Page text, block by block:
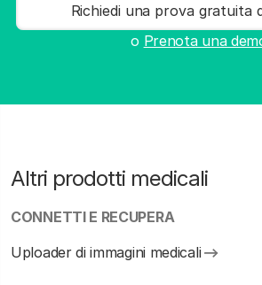
Richiedi una prova gratuita
o Prenota una
Altri prodotti medicali
CONNETTI E RECUPERA
Uploader di immagini medicali